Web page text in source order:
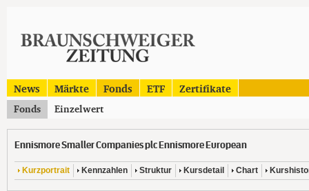
News Märkte Fonds ETF Zertifikate
Fonds Einzelwert
Ennismore Smaller Companies plc Ennismore European
Kurzportrait Kennzahlen Struktur Kursdetail Chart